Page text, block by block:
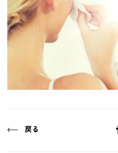
戻る